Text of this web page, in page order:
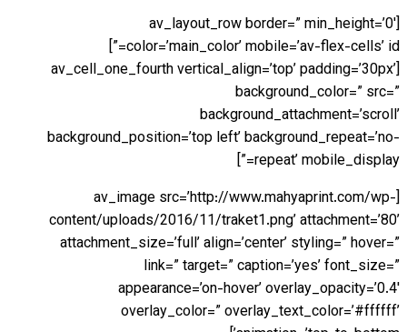
[av_layout_row border=” min_height=’0′
color=’main_color’ mobile=’av-flex-cells’ id=”]
[av_cell_one_fourth vertical_align=’top’ padding=’30px’
background_color=” src=”
background_attachment=’scroll’
background_position=’top left’ background_repeat=’no-
repeat’ mobile_display=”]
[av_image src=’http://www.mahyaprint.com/wp-
content/uploads/2016/11/traket1.png’ attachment=’80’
attachment_size=’full’ align=’center’ styling=” hover=”
link=” target=” caption=’yes’ font_size=”
appearance=’on-hover’ overlay_opacity=’0.4′
overlay_color=” overlay_text_color=’#ffffff’